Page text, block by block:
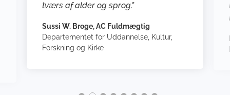
tværs af alder og sprog."
Sussi W. Broge, AC Fuldmægtig
Departementet for Uddannelse, Kultur,
Forskning og Kirke